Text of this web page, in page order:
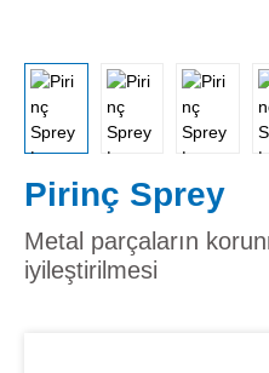
Pirinç Sprey
Metal parçaların
iyileştirilmesi